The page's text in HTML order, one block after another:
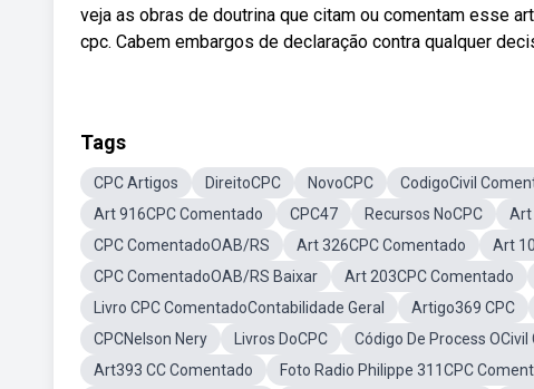
veja as obras de doutrina que citam ou comentam esse
cpc. Cabem embargos de declaração contra qualquer
Tags
CPC Artigos DireitoCPC NovoCPC CodigoCivil
Art 916CPC Comentado
CPC47 Recursos NoCPC Art
CPC ComentadoOAB/RS
Art 326CPC Comentado Art
CPC ComentadoOAB/RS Baixar
Art 203CPC Comentado
Livro CPC ComentadoContabilidade Geral
Artigo369 CPC
CPCNelson Nery
Livros DoCPC Código De Process
Art393 CC Comentado
Foto Radio Philippe 311CPC